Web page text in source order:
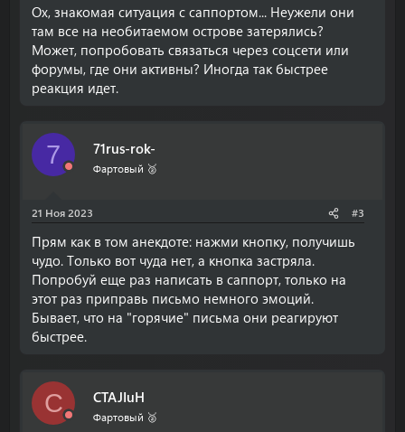
Ох, знакомая ситуация с саппортом... Неужели они
там все на необитаемом острове затерялись?
Может, попробовать связаться через соцсети или
форумы, где они активны? Иногда так быстрее
реакция идет.
7 71rus-rok-
Фартовый 🥈
21 Ноя 2023 #3
Прям как в том анекдоте: нажми кнопку, получишь
чудо. Только вот чуда нет, а кнопка застряла.
Попробуй еще раз написать в саппорт, только на
этот раз приправь письмо немного эмоций.
Бывает, что на "горячие" письма они реагируют
быстрее.
C CTAJIuH
Фартовый 🥈